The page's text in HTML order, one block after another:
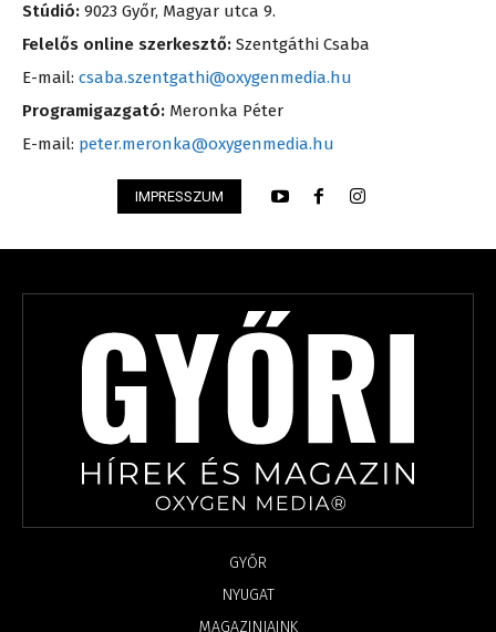
Stúdió: 9023 Győr, Magyar utca 9.
Felelős online szerkesztő: Szentgáthi Csaba
E-mail: csaba.szentgathi@oxygenmedia.hu
Programigazgató: Meronka Péter
E-mail: peter.meronka@oxygenmedia.hu
IMPRESSZUM
GYŐR
NYUGAT
MAGAZINJAINK